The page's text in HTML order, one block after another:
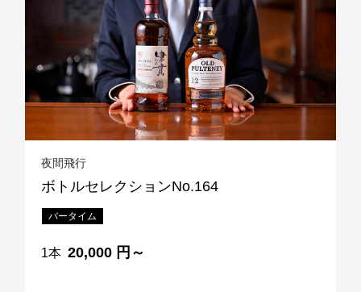
夜間飛行
ボトルセレクションNo.164
バータイム
1本 20,000 円～